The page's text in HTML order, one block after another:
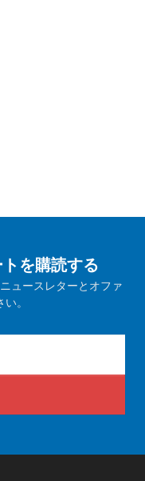
を購読する
ュースレターとオファ
。